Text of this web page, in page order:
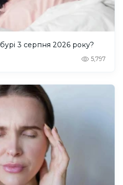
бурі 3 серпня 2026 року?
5,797